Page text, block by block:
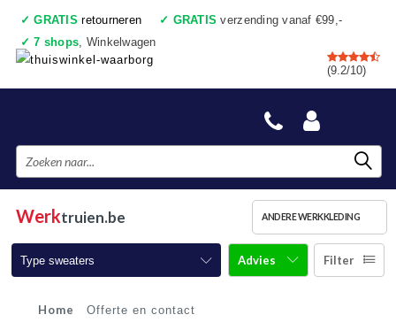
✓ GRATIS retourneren ✓ GRATIS verzending vanaf €99,-
✓ 7 shops, Winkelwagen
✓Voor 17:00 uur besteld, vandaag verzonden
✓Achteraf betalen ✓Ook een échte winkel
(9.2/10)
Werktruien.be ANDERE WERKKLEDING
Type sweaters
Werktruien met ronde hals
Filter
Advies
Home Offerte en contact